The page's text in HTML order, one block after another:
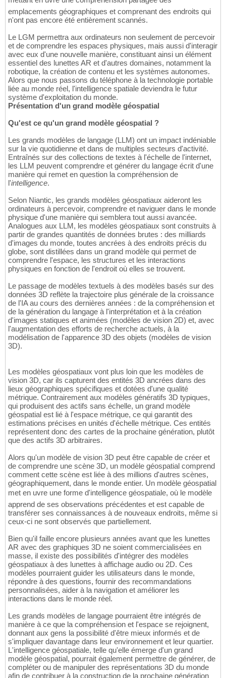
emplacements géographiques et comprenant des endroits qui
n'ont pas encore été entièrement scannés.
Le LGM permettra aux ordinateurs non seulement de percevoir
et de comprendre les espaces physiques, mais aussi d'interagir
avec eux d'une nouvelle manière, constituant ainsi un élément
essentiel des lunettes AR et d'autres domaines, notamment la
robotique, la création de contenu et les systèmes autonomes.
Alors que nous passons du téléphone à la technologie portable
liée au monde réel, l'intelligence spatiale deviendra le futur
système d'exploitation du monde.
Présentation d'un grand modèle géospatial
Qu'est ce qu'un grand modèle géospatial ?
Les grands modèles de langage (LLM) ont un impact indéniable
sur la vie quotidienne et dans de multiples secteurs d'activité.
Entraînés sur des collections de textes à l'échelle de l'internet,
les LLM peuvent comprendre et générer du langage écrit d'une
manière qui remet en question la compréhension de
l'intelligence.
Selon Niantic, les grands modèles géospatiaux aideront les
ordinateurs à percevoir, comprendre et naviguer dans le monde
physique d'une manière qui semblera tout aussi avancée.
Analogues aux LLM, les modèles géospatiaux sont construits à
partir de grandes quantités de données brutes : des milliards
d'images du monde, toutes ancrées à des endroits précis du
globe, sont distillées dans un grand modèle qui permet de
comprendre l'espace, les structures et les interactions
physiques en fonction de l'endroit où elles se trouvent.
Le passage de modèles textuels à des modèles basés sur des
données 3D reflète la trajectoire plus générale de la croissance
de l'IA au cours des dernières années : de la compréhension et
de la génération du langage à l'interprétation et à la création
d'images statiques et animées (modèles de vision 2D) et, avec
l'augmentation des efforts de recherche actuels, à la
modélisation de l'apparence 3D des objets (modèles de vision
3D).
Les modèles géospatiaux vont plus loin que les modèles de
vision 3D, car ils capturent des entités 3D ancrées dans des
lieux géographiques spécifiques et dotées d'une qualité
métrique. Contrairement aux modèles génératifs 3D typiques,
qui produisent des actifs sans échelle, un grand modèle
géospatial est lié à l'espace métrique, ce qui garantit des
estimations précises en unités d'échelle métrique. Ces entités
représentent donc des cartes de la prochaine génération, plutôt
que des actifs 3D arbitraires.
Alors qu'un modèle de vision 3D peut être capable de créer et
de comprendre une scène 3D, un modèle géospatial comprend
comment cette scène est liée à des millions d'autres scènes,
géographiquement, dans le monde entier. Un modèle géospatial
met en uvre une forme d'intelligence géospatiale, où le modèle
apprend de ses observations précédentes et est capable de
transférer ses connaissances à de nouveaux endroits, même si
ceux-ci ne sont observés que partiellement.
Bien qu'il faille encore plusieurs années avant que les lunettes
AR avec des graphiques 3D ne soient commercialisées en
masse, il existe des possibilités d'intégrer des modèles
géospatiaux à des lunettes à affichage audio ou 2D. Ces
modèles pourraient guider les utilisateurs dans le monde,
répondre à des questions, fournir des recommandations
personnalisées, aider à la navigation et améliorer les
interactions dans le monde réel.
Les grands modèles de langage pourraient être intégrés de
manière à ce que la compréhension et l'espace se rejoignent,
donnant aux gens la possibilité d'être mieux informés et de
s'impliquer davantage dans leur environnement et leur quartier.
L'intelligence géospatiale, telle qu'elle émerge d'un grand
modèle géospatial, pourrait également permettre de générer, de
compléter ou de manipuler des représentations 3D du monde
afin de contribuer à la construction de la prochaine génération